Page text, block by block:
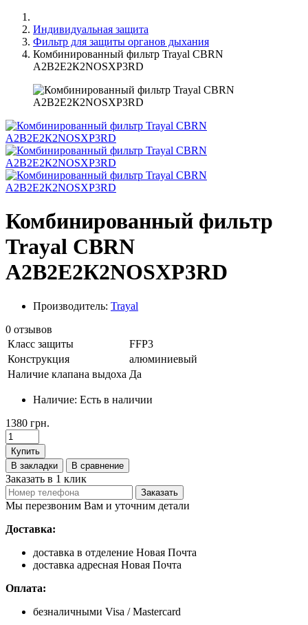
Индивидуальная защита
Фильтр для защиты органов дыхания
Комбинированный фильтр Trayal СBRN
А2В2Е2К2NOSXР3RD
Комбинированный фильтр
Trayal СBRN
А2В2Е2К2NOSXР3RD
Производитель: Trayal
0 отзывов
Класс защиты
FFP3
Конструкция
алюминиевый
Наличие клапана выдоха Да
Наличие: Есть в наличии
1380 грн.
Купить
В закладки
В сравнение
Заказать в 1 клик
Заказать
Мы перезвоним Вам и уточним детали
Доставка:
доставка в отделение Новая Почта
доставка адресная Новая Почта
Оплата:
безналичными Visa / Mastercard